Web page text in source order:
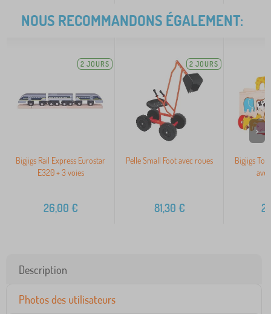
NOUS RECOMMANDONS ÉGALEMENT:
2 JOURS
Bigjigs Rail Express Eurostar
E320 + 3 voies
26,00 €
2 JOURS
Pelle Small Foot avec roues
81,30 €
Bigjigs
>
Description
Photos des utilisateurs